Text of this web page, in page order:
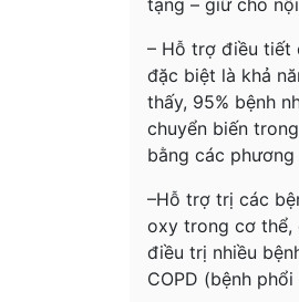
tạng – giữ cho
– Hỗ trợ điều tiết
đặc biệt là khả
thấy, 95% bệnh
chuyển biến
bằng các
–Hỗ trợ trị các
oxy trong cơ thể,
điều trị nhiều
COPD (bệnh